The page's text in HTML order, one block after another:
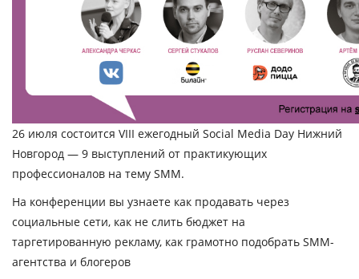
26 июля состоится VIII ежегодный Social Media Day Нижний
Новгород — 9 выступлений от практикующих
профессионалов на тему SMM.
На конференции вы узнаете как продавать через
социальные сети, как не слить бюджет на
таргетированную рекламу, как грамотно подобрать SMM-
агентства и блогеров